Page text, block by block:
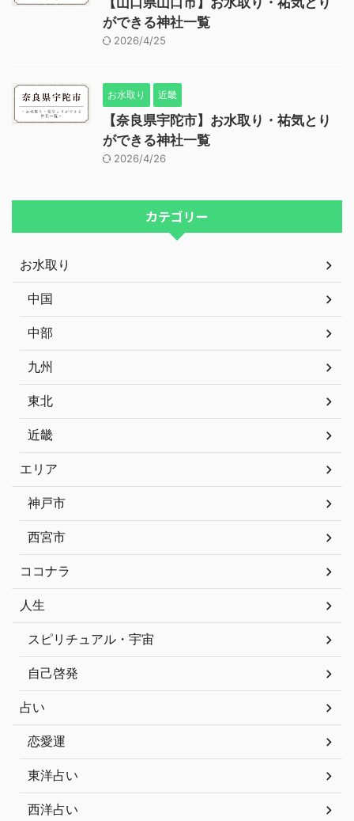
ができる神社一覧
2026/4/25
お水取り 近畿
【奈良県宇陀市】お水取り・祐気とり
ができる神社一覧
2026/4/26
カテゴリー
お水取り
中国
中部
九州
東北
近畿
エリア
神戸市
西宮市
ココナラ
人生
スピリチュアル・宇宙
自己啓発
占い
恋愛運
東洋占い
西洋占い